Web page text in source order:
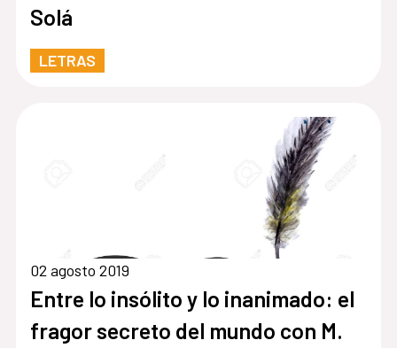
Solá
LETRAS
02 agosto 2019
Entre lo insólito y lo inanimado: el
fragor secreto del mundo con M.